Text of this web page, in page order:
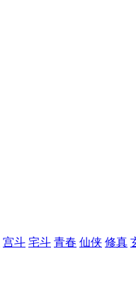
宫斗 宅斗 青春 仙侠 修真